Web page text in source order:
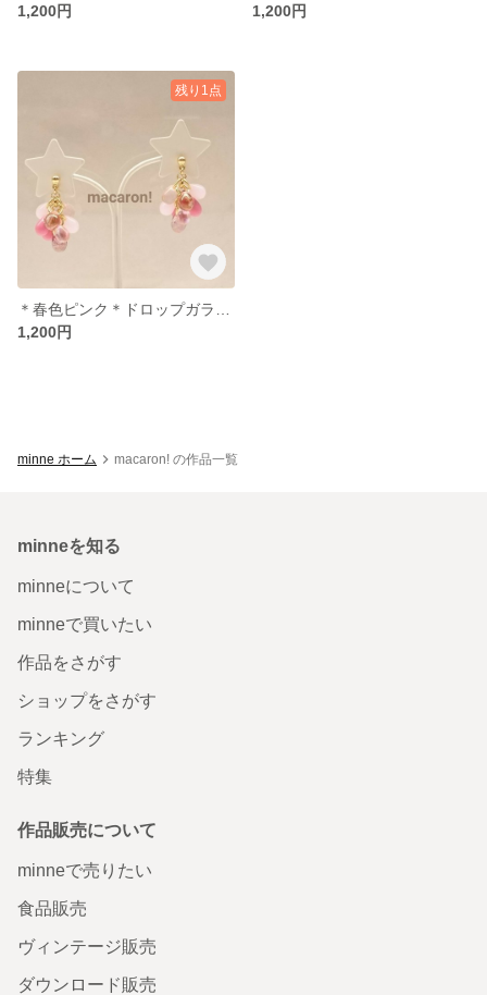
1,200円
1,200円
残り1点
1,200円
minne ホーム macaron! の作品一覧
minneを知る
minneについて
minneで買いたい
作品をさがす
ショップをさがす
ランキング
特集
作品販売について
minneで売りたい
食品販売
ヴィンテージ販売
ダウンロード販売